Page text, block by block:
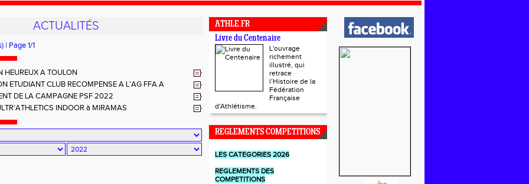
ACTUALITÉS
| Page 1/1
HEUREUX A TOULON
ETUDIANT CLUB RECOMPENSE A L'AG FFA A
DE LA CAMPAGNE PSF 2022
INDOOR à MIRAMAS
ATHLE.FR
Livre du Centenaire
L'ouvrage
richement
illustré, qui
retrace
l’Histoire de la
Fédération
Française
d'Athlétisme.
REGLEMENTS COMPETITIONS
LES CATEGORIES 2026
REGLEMENTS DES
COMPETITIONS